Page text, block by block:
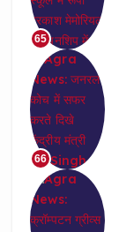
65
66